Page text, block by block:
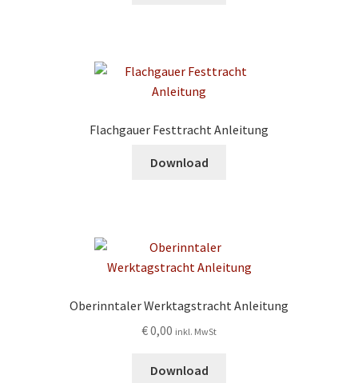
Flachgauer Festtracht Anleitung
Download
Oberinntaler Werktagstracht Anleitung
€0,00 inkl. MwSt
Download